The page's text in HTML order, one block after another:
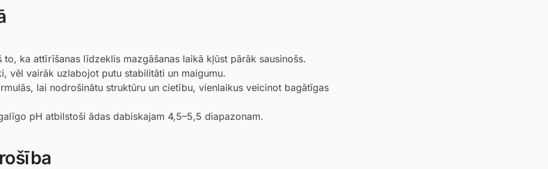
ka attīrīšanas līdzeklis mazgāšanas laikā kļūst pārāk sausinošs.
vēl vairāk uzlabojot putu stabilitāti un maigumu.
lai nodrošinātu struktūru un cietību, vienlaikus veicinot bagātīgas
pH atbilstoši ādas dabiskajam 4,5–5,5 diapazonam.